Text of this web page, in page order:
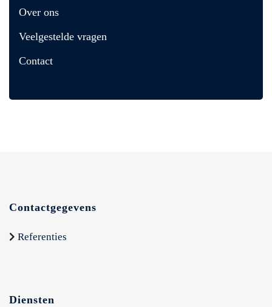
Over ons
Veelgestelde vragen
Contact
Contactgegevens
Referenties
Diensten